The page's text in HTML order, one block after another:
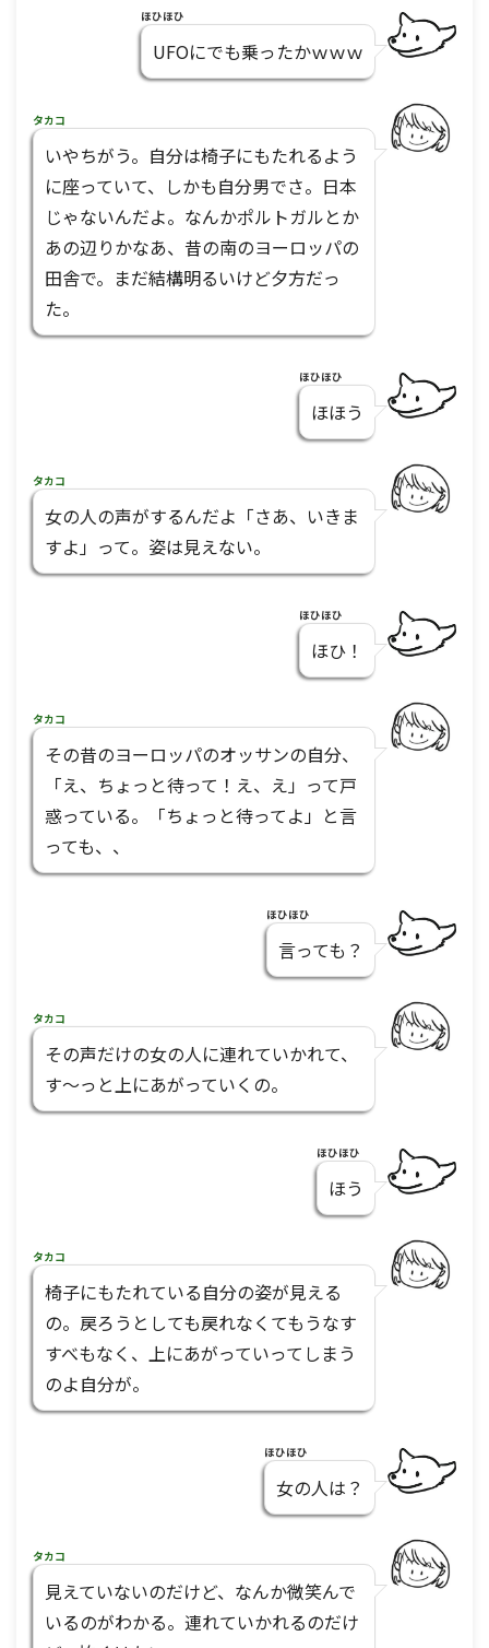
ほひほひ
UFOにでも乗ったかｗｗｗ
タカコ
いやちがう。自分は椅子にもたれるよう
に座っていて、しかも自分男でさ。日本
じゃないんだよ。なんかポルトガルとか
あの辺りかなあ、昔の南のヨーロッパの
田舎で。まだ結構明るいけど夕方だっ
た。
ほひほひ
ほほう
タカコ
女の人の声がするんだよ「さあ、いきま
すよ」って。姿は見えない。
ほひほひ
ほひ！
タカコ
その昔のヨーロッパのオッサンの自分、
「え、ちょっと待って！え、え」って戸
惑っている。「ちょっと待ってよ」と言
っても、、
ほひほひ
言っても？
タカコ
その声だけの女の人に連れていかれて、
す～っと上にあがっていくの。
ほひほひ
ほう
タカコ
椅子にもたれている自分の姿が見える
の。戻ろうとしても戻れなくてもうなす
すべもなく、上にあがっていってしまう
のよ自分が。
ほひほひ
女の人は？
タカコ
見えていないのだけど、なんか微笑んで
いるのがわかる。連れていかれるのだけ